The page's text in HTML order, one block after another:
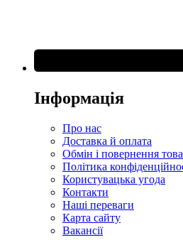
Інформація
Про нас
Доставка й оплата
Обмін і повернення
Політика
Користувацька угода
Контакти
Наші переваги
Карта сайту
Вакансії